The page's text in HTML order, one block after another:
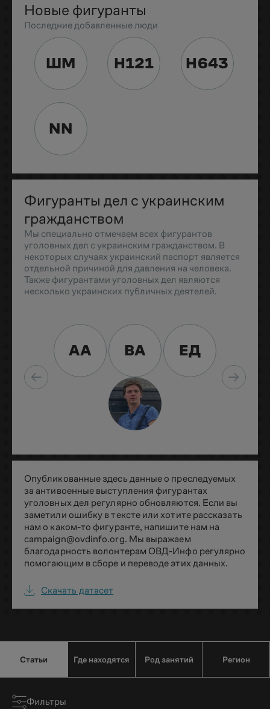
Новые фигуранты
Последние добавленные люди
ШМ Н121 Н643
NN
Фигуранты дел с украинским
гражданством
Мы специально отмечаем всех фигурантов
уголовных дел с украинским гражданством. В
некоторых случаях украинский паспорт является
отдельной причиной для давления на человека.
Также фигурантами уголовных дел являются
несколько украинских публичных деятелей.
АА ВА ЕД
Опубликованные здесь данные о преследуемых
за антивоенные выступления фигурантах
уголовных дел регулярно обновляются. Если вы
заметили ошибку в тексте или хотите рассказать
нам о каком-то фигуранте, напишите нам на
campaign@ovdinfo.org. Мы выражаем
благодарность волонтерам ОВД-Инфо регулярно
помогающим в сборе и переводе этих данных.
Скачать датасет
Статьи Где находятся Род занятий Регион
Фильтры